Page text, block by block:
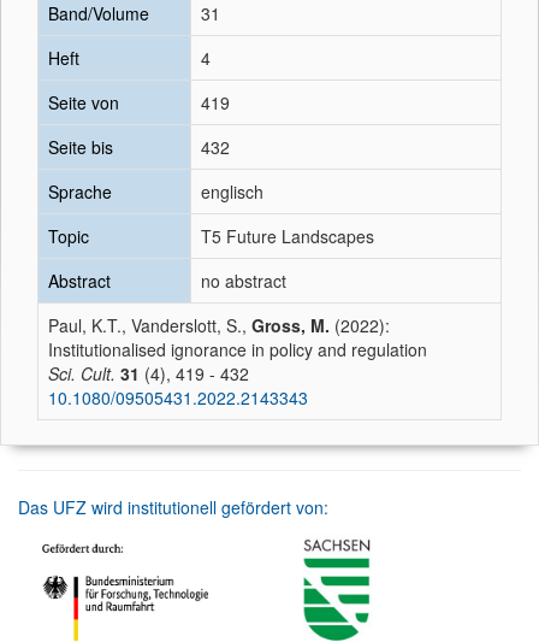
Band/Volume
31
Heft
4
Seite von
419
Seite bis
432
Sprache
englisch
Topic
T5 Future Landscapes
Abstract
no abstract
Paul, K.T., Vanderslott, S., Gross, M. (2022):
Institutionalised ignorance in policy and regulation
Sci. Cult. 31 (4), 419 - 432
10.1080/09505431.2022.2143343
Das UFZ wird institutionell gefördert von: